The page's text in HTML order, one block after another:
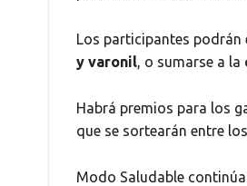
Los participantes podrán
y varonil, o sumarse a la
Habrá premios para los
que se sortearán entre
Modo Saludable